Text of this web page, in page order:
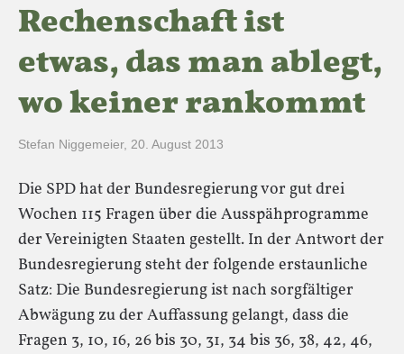
Rechenschaft ist
etwas, das man ablegt,
wo keiner rankommt
Stefan Niggemeier, 20. August 2013
Die SPD hat der Bundesregierung vor gut drei
Wochen 115 Fragen über die Ausspähprogramme
der Vereinigten Staaten gestellt. In der Antwort der
Bundesregierung steht der folgende erstaunliche
Satz: Die Bundesregierung ist nach sorgfältiger
Abwägung zu der Auffassung gelangt, dass die
Fragen 3, 10, 16, 26 bis 30, 31, 34 bis 36, 38, 42, 46,